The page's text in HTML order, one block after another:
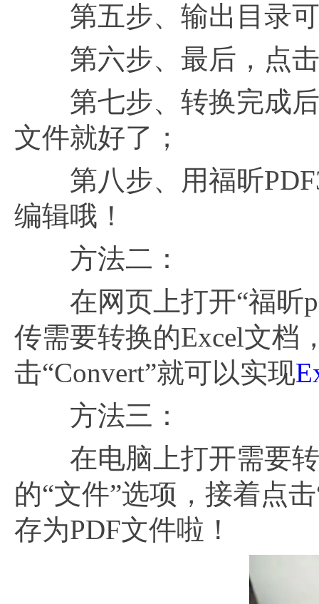
第五步、输出目录可
第六步、最后，点击
第七步、转换完成后
文件就好了；
第八步、用福昕
编辑哦！
方法二：
在网页上打开“福昕
传需要转换的Excel文档
击“Convert”就可以实现
方法三：
在电脑上打开需要转
的“文件”选项，接着点
存为PDF文件啦！